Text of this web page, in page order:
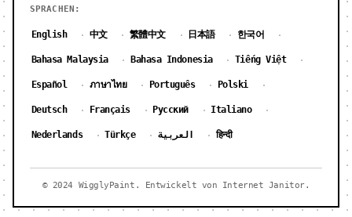
SPRACHEN:
English · 中文 · 繁體中文 · 日本語 · 한국어 ·
Bahasa Malaysia · Bahasa Indonesia · Tiếng Việt ·
Español · ภาษาไทย · Português · Polski ·
Deutsch · Français · Русский · Italiano ·
Nederlands · Türkçe · العربية · हिन्दी
© 2024 WigglyPaint. Entwickelt von Internet Janitor.